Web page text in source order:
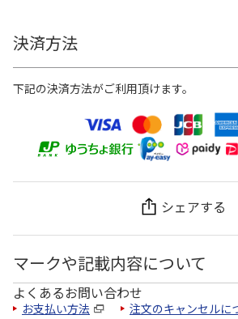
決済方法
下記の決済方法がご利用頂けます。
シェアする
マークや記載内容について
よくあるお問い合わせ
お支払い方法 注文のキャンセルに